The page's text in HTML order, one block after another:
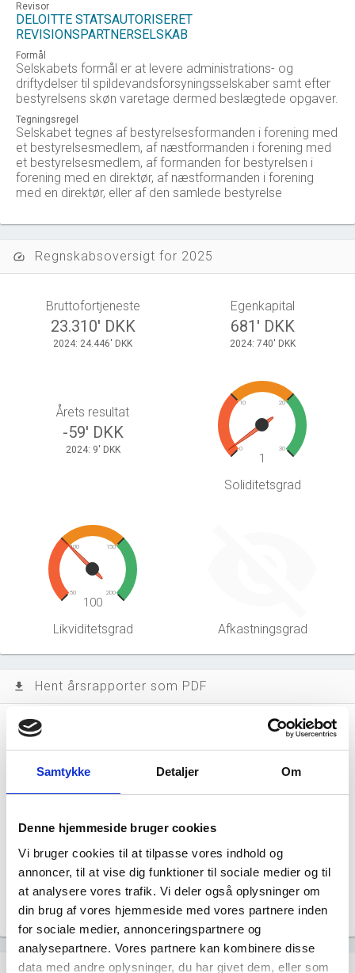
Samtykke Detaljer Om
Denne hjemmeside bruger cookies
Vi bruger cookies til at tilpasse vores indhold og
annoncer, til at vise dig funktioner til sociale medier og til
at analysere vores trafik. Vi deler også oplysninger om
din brug af vores hjemmeside med vores partnere inden
for sociale medier, annonceringspartnere og
analysepartnere. Vores partnere kan kombinere disse
data med andre oplysninger, du har givet dem, eller som
Revisor
DELOITTE STATSAUTORISERET
REVISIONSPARTNERSELSKAB
Formål
Selskabets formål er at levere administrations- og
driftydelser til spildevandsforsyningsselskaber samt efter
bestyrelsens skøn varetage dermed beslægtede opgaver.
Tegningsregel
Selskabet tegnes af bestyrelsesformanden i forening med
et bestyrelsesmedlem, af næstformanden i forening med
et bestyrelsesmedlem, af formanden for bestyrelsen i
forening med en direktør, af næstformanden i forening
med en direktør, eller af den samlede bestyrelse
speed Regnskabsoversigt for 2025
Bruttofortjeneste
23.310' DKK
2024: 24.446' DKK
Egenkapital
681' DKK
2024: 740' DKK
Årets resultat
-59' DKK
2024: 9' DKK 0
10 20
30
1
Soliditetsgrad
50
100 150
200
100
Likviditetsgrad Afkastningsgrad
file_download Hent årsrapporter som PDF
Årsrapporten 2025-12 file_download
Årsrapporten 2024-12
Årsrapporten 2022-12
Årsrapporten 2021-12
assignment Regnskaber